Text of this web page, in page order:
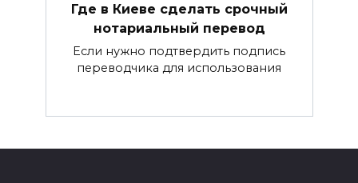
Где в Киеве сделать срочный
нотариальный перевод
Если нужно подтвердить подпись
переводчика для использования